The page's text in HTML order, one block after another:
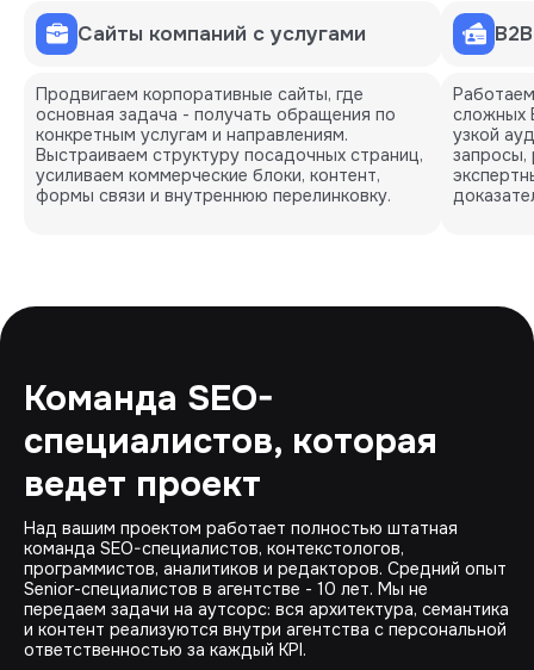
Сайты компаний с услугами
Продвигаем корпоративные сайты, где
основная задача - получать обращения по
конкретным услугам и направлениям.
Выстраиваем структуру посадочных страниц,
усиливаем коммерческие блоки, контент,
формы связи и внутреннюю перелинковку.
сложных
узкой
запросы,
Команда SEO-
специалистов, которая
ведет проект
Над вашим проектом работает полностью штатная
команда SEO-специалистов, контекстологов,
программистов, аналитиков и редакторов. Средний опыт
Senior-специалистов в агентстве - 10 лет. Мы не
передаем задачи на аутсорс: вся архитектура, семантика
и контент реализуются внутри агентства с персональной
ответственностью за каждый KPI.